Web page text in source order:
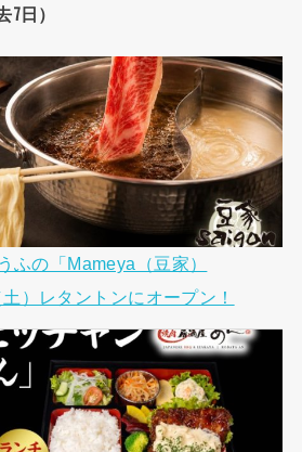
7日）
ふの「Mameya（豆家）
）レタントンにオープン！